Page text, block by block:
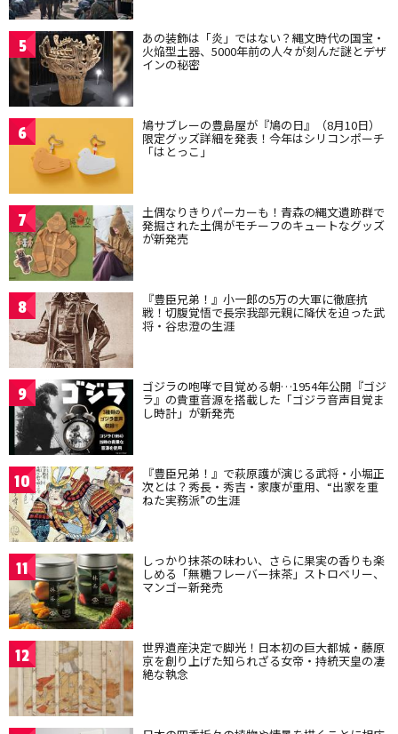
5 あの装飾は「炎」ではない？縄文時代の国宝・
火焔型土器、5000年前の人々が刻んだ謎とデザ
インの秘密
6 鳩サブレーの豊島屋が『鳩の日』（8月10日）
限定グッズ詳細を発表！今年はシリコンポーチ
「はとっこ」
7 土偶なりきりパーカーも！青森の縄文遺跡群で
発掘された土偶がモチーフのキュートなグッズ
が新発売
8 『豊臣兄弟！』小一郎の5万の大軍に徹底抗
戦！切腹覚悟で長宗我部元親に降伏を迫った武
将・谷忠澄の生涯
9 ゴジラの咆哮で目覚める朝…1954年公開『ゴジ
ラ』の貴重音源を搭載した「ゴジラ音声目覚ま
し時計」が新発売
10 『豊臣兄弟！』で萩原護が演じる武将・小堀正
次とは？秀長・秀吉・家康が重用、“出家を重
ねた実務派”の生涯
11 しっかり抹茶の味わい、さらに果実の香りも楽
しめる「無糖フレーバー抹茶」ストロベリー、
マンゴー新発売
12 世界遺産決定で脚光！日本初の巨大都城・藤原
京を創り上げた知られざる女帝・持統天皇の凄
絶な執念